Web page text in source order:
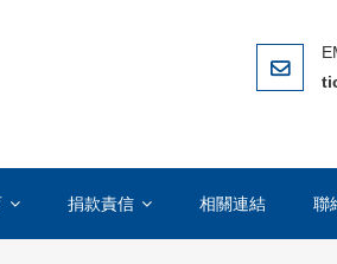
腐敗的國際性非政府組織(NGO)，在
捐款責信 相關連結 聯